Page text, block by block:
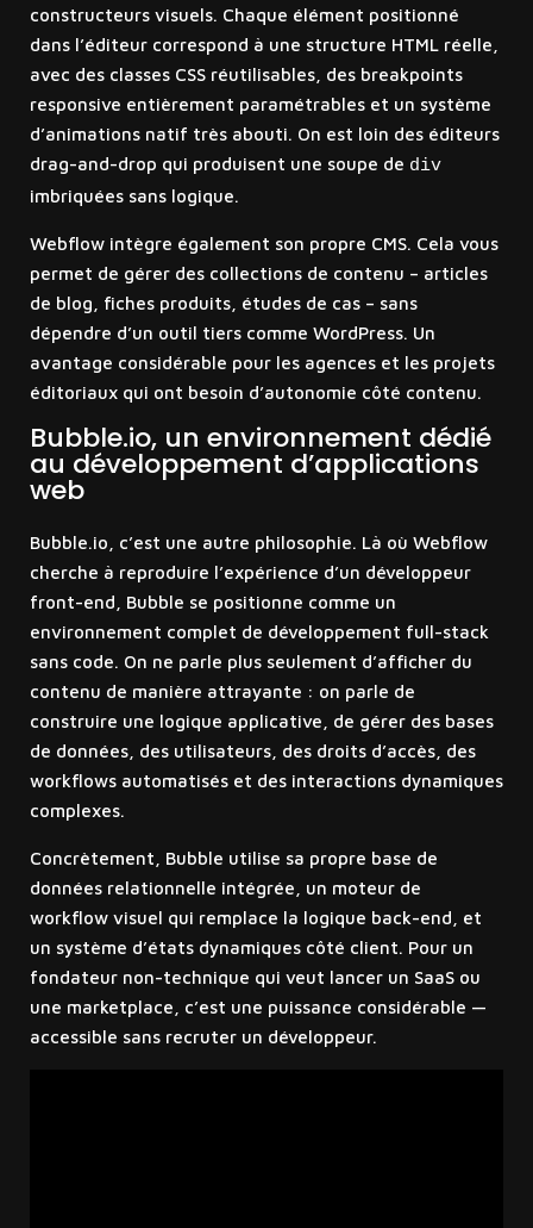
constructeurs visuels. Chaque élément positionné
dans l’éditeur correspond à une structure HTML réelle,
avec des classes CSS réutilisables, des breakpoints
responsive entièrement paramétrables et un système
d’animations natif très abouti. On est loin des éditeurs
drag-and-drop qui produisent une soupe de div
imbriquées sans logique.
Webflow intègre également son propre CMS. Cela vous
permet de gérer des collections de contenu – articles
de blog, fiches produits, études de cas – sans
dépendre d’un outil tiers comme WordPress. Un
avantage considérable pour les agences et les projets
éditoriaux qui ont besoin d’autonomie côté contenu.
Bubble.io, un environnement dédié
au développement d’applications
web
Bubble.io, c’est une autre philosophie. Là où Webflow
cherche à reproduire l’expérience d’un développeur
front-end, Bubble se positionne comme un
environnement complet de développement full-stack
sans code. On ne parle plus seulement d’afficher du
contenu de manière attrayante : on parle de
construire une logique applicative, de gérer des bases
de données, des utilisateurs, des droits d’accès, des
workflows automatisés et des interactions dynamiques
complexes.
Concrètement, Bubble utilise sa propre base de
données relationnelle intégrée, un moteur de
workflow visuel qui remplace la logique back-end, et
un système d’états dynamiques côté client. Pour un
fondateur non-technique qui veut lancer un SaaS ou
une marketplace, c’est une puissance considérable —
accessible sans recruter un développeur.